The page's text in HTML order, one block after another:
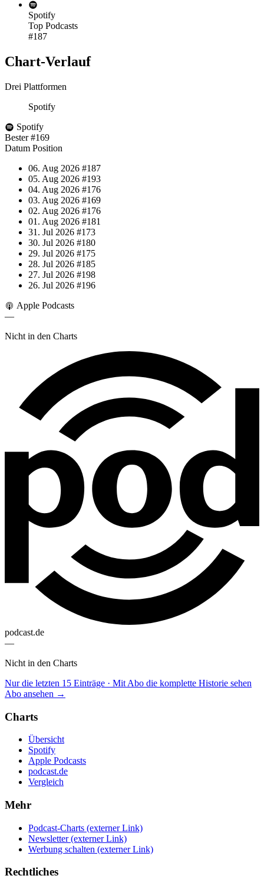
Spotify
Top Podcasts
#187
Chart-Verlauf
Drei Plattformen
Spotify
Spotify
Bester #169
Datum Position
06. Aug 2026 #187
05. Aug 2026 #193
04. Aug 2026 #176
03. Aug 2026 #169
02. Aug 2026 #176
01. Aug 2026 #181
31. Jul 2026 #173
30. Jul 2026 #180
29. Jul 2026 #175
28. Jul 2026 #185
27. Jul 2026 #198
26. Jul 2026 #196
Apple Podcasts
—
Nicht in den Charts
podcast.de
—
Nicht in den Charts
Nur die letzten 15 Einträge · Mit Abo die komplette Historie sehen
Abo ansehen →
Charts
Übersicht
Spotify
Apple Podcasts
podcast.de
Vergleich
Mehr
Podcast-Charts (externer Link)
Newsletter (externer Link)
Werbung schalten (externer Link)
Rechtliches